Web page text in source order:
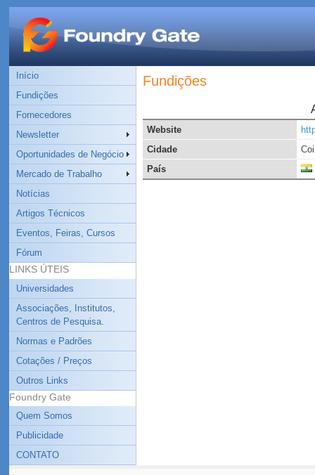
Início
Fundições
Fornecedores
Newsletter
Oportunidades de Negócio
Mercado de Trabalho
Notícias
Artigos Técnicos
Eventos, Feiras, Cursos
Fórum
LINKS ÚTEIS
Universidades
Associações, Institutos,
Centros de Pesquisa.
Normas e Padrões
Cotações / Preços
Outros Links
Foundry Gate
Quem Somos
Publicidade
CONTATO
Fundições
Website
Cidade
País